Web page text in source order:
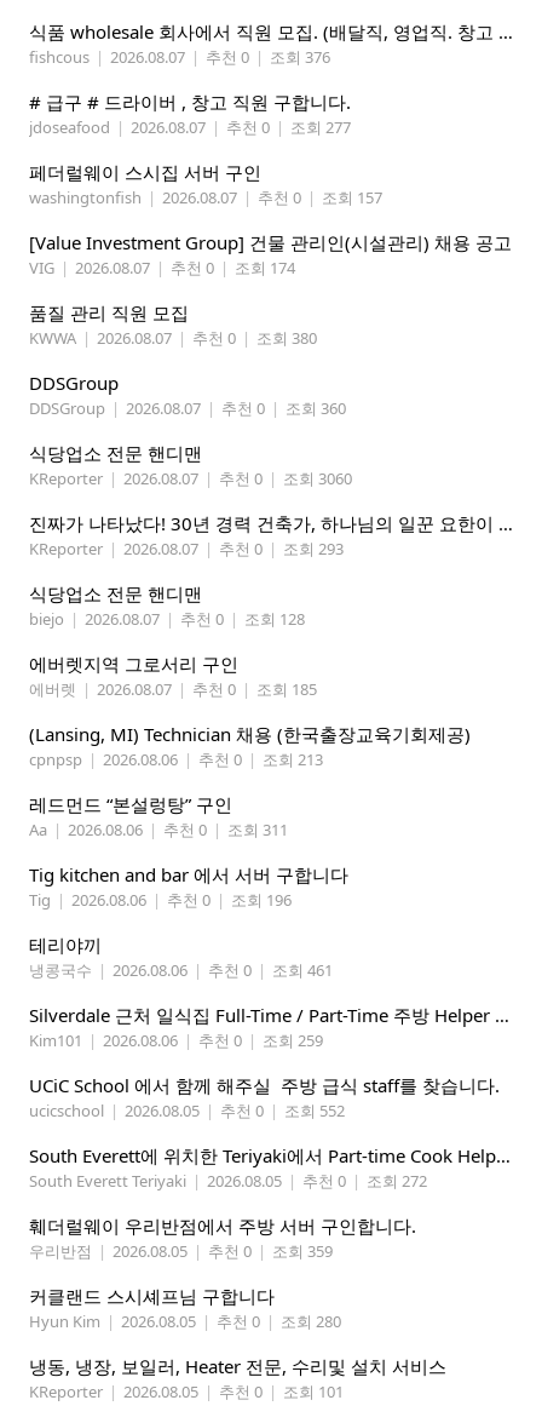
식품 wholesale 회사에서 직원 모집. (배달직, 영업직. 창고 관리직)
fishcous | 2026.08.07 | 추천 0 | 조회 376
# 급구 # 드라이버 , 창고 직원 구합니다.
jdoseafood | 2026.08.07 | 추천 0 | 조회 277
페더럴웨이 스시집 서버 구인
washingtonfish | 2026.08.07 | 추천 0 | 조회 157
[Value Investment Group] 건물 관리인(시설관리) 채용 공고
VIG | 2026.08.07 | 추천 0 | 조회 174
품질 관리 직원 모집
KWWA | 2026.08.07 | 추천 0 | 조회 380
DDSGroup
DDSGroup | 2026.08.07 | 추천 0 | 조회 360
식당업소 전문 핸디맨
KReporter | 2026.08.07 | 추천 0 | 조회 3060
진짜가 나타났다! 30년 경력 건축가, 하나님의 일꾼 요한이 책임 시공합니다.
KReporter | 2026.08.07 | 추천 0 | 조회 293
식당업소 전문 핸디맨
biejo | 2026.08.07 | 추천 0 | 조회 128
에버렛지역 그로서리 구인
에버렛 | 2026.08.07 | 추천 0 | 조회 185
(Lansing, MI) Technician 채용 (한국출장교육기회제공)
cpnpsp | 2026.08.06 | 추천 0 | 조회 213
레드먼드 “본설렁탕” 구인
Aa | 2026.08.06 | 추천 0 | 조회 311
Tig kitchen and bar 에서 서버 구합니다
Tig | 2026.08.06 | 추천 0 | 조회 196
테리야끼
냉콩국수 | 2026.08.06 | 추천 0 | 조회 461
Silverdale 근처 일식집 Full-Time / Part-Time 주방 Helper 구합니다.
Kim101 | 2026.08.06 | 추천 0 | 조회 259
UCiC School 에서 함께 해주실 주방 급식 staff를 찾습니다.
ucicschool | 2026.08.05 | 추천 0 | 조회 552
South Everett에 위치한 Teriyaki에서 Part-time Cook Helper 구합니다. Mon-Sat, 4:00 pm-8:30 pm
South Everett Teriyaki | 2026.08.05 | 추천 0 | 조회 272
훼더럴웨이 우리반점에서 주방 서버 구인합니다.
우리반점 | 2026.08.05 | 추천 0 | 조회 359
커클랜드 스시셰프님 구합니다
Hyun Kim | 2026.08.05 | 추천 0 | 조회 280
냉동, 냉장, 보일러, Heater 전문, 수리및 설치 서비스
KReporter | 2026.08.05 | 추천 0 | 조회 101